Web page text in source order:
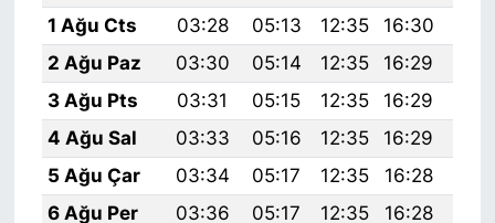
1 Ağu Cts
03:28 05:13 12:35 16:30
2 Ağu Paz
03:30 05:14 12:35 16:29
3 Ağu Pts
03:31 05:15 12:35 16:29
4 Ağu Sal
03:33 05:16 12:35 16:29
5 Ağu Çar
03:34 05:17 12:35 16:28
6 Ağu Per
03:36 05:17 12:35 16:28